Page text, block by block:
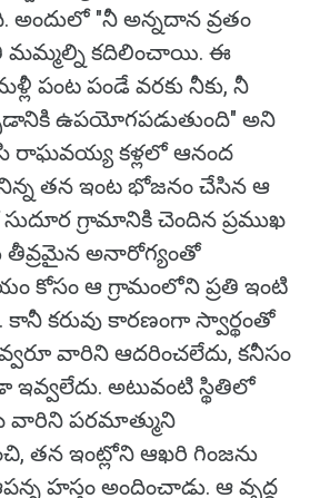
అందులో "నీ అన్నదాన వ్రతం
మమ్మల్ని కదిలించాయి. ఈ
పంట పండే వరకు నీకు, నీ
ఉపయోగపడుతుంది" అని
రాఘవయ్య కళ్లలో ఆనంద
తన ఇంట భోజనం చేసిన ఆ
సుదూర గ్రామానికి చెందిన ప్రముఖ
తీవ్రమైన అనారోగ్యంతో
కోసం ఆ గ్రామంలోని ప్రతి ఇంటి
కానీ కరువు కారణంగా స్వార్థంతో
వారిని ఆదరించలేదు, కనీసం
ఇవ్వలేదు. అటువంటి స్థితిలో
పరమాత్ముని
తన ఇంట్లోని ఆఖరి గింజను
హస్తం అందించాడు. ఆ వృద్ధ